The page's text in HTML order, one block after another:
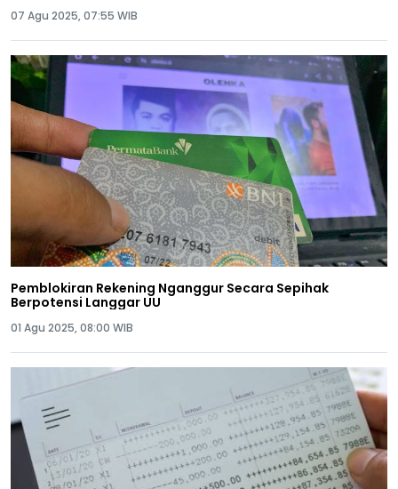
07 Agu 2025, 07:55 WIB
Pemblokiran Rekening Nganggur Secara Sepihak
Berpotensi Langgar UU
01 Agu 2025, 08:00 WIB